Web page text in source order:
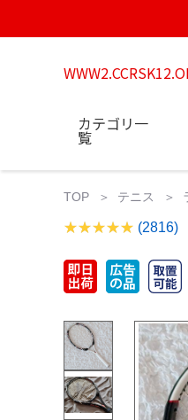
カテゴリ一
覧
TOP テニス
(2816)